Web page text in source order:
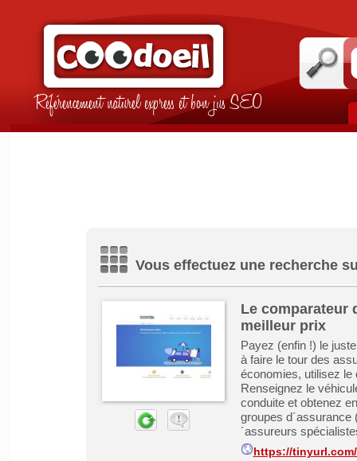
Référencement naturel express et bon jus SEO
Vous effectuez une recherche
Le comparateur
meilleur prix
Payez (enfin !) le
à faire le tour des
économies, utilisez
Renseignez le
conduite et obtenez
groupes
´assureurs
https://